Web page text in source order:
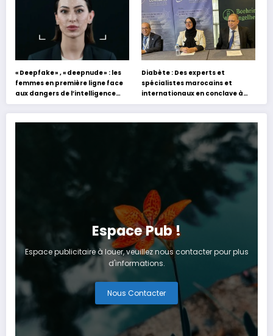
« Deepfake » , « deepnude » : les
femmes en première ligne face
aux dangers de l’intelligence
artificielle
Diabète : Des experts et
spécialistes marocains et
internationaux en conclave à
Tanger
Espace Pub !
Espace publicitaire à louer, veuillez nous contacter pour plus
d'informations.
Nous Contacter